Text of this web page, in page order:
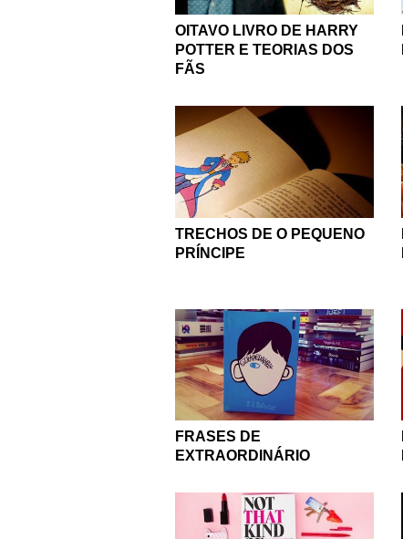
OITAVO LIVRO DE HARRY
POTTER E TEORIAS DOS
FÃS
TRECHOS DE O PEQUENO
PRÍNCIPE
FRASES DE
EXTRAORDINÁRIO